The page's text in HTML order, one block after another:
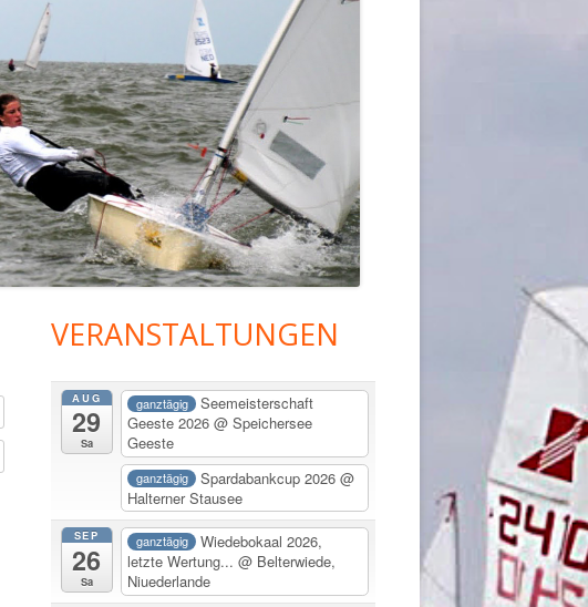
Haupt-
Seitenleiste
VERANSTALTUNGEN
AUG
29
Sa
ganztägig
Seemeisterschaft
Geeste 2026 @ Speichersee
Geeste
ganztägig Spardabankcup 2026@
Halterner Stausee
SEP
26
Sa
ganztägig
Wiedebokaal 2026,
letzte Wertung... @ Belterwiede,
Niuederlande